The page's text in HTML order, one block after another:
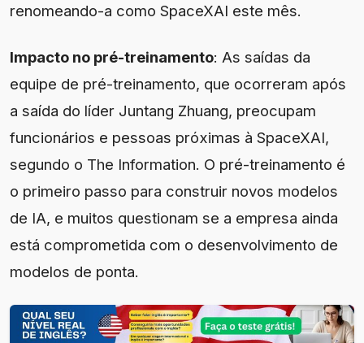
renomeando-a como SpaceXAI este mês.
Impacto no pré-treinamento: As saídas da
equipe de pré-treinamento, que ocorreram após
a saída do líder Juntang Zhuang, preocupam
funcionários e pessoas próximas à SpaceXAI,
segundo o The Information. O pré-treinamento é
o primeiro passo para construir novos modelos
de IA, e muitos questionam se a empresa ainda
está comprometida com o desenvolvimento de
modelos de ponta.